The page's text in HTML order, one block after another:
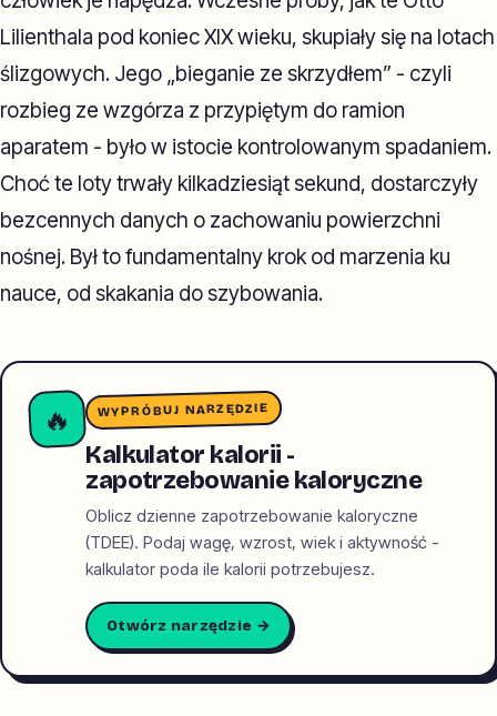
Lilienthala pod koniec XIX wieku, skupiały się na lotach
ślizgowych. Jego „bieganie ze skrzydłem” - czyli
rozbieg ze wzgórza z przypiętym do ramion
aparatem - było w istocie kontrolowanym spadaniem.
Choć te loty trwały kilkadziesiąt sekund, dostarczyły
bezcennych danych o zachowaniu powierzchni
nośnej. Był to fundamentalny krok od marzenia ku
nauce, od skakania do szybowania.
🔥 WYPRÓBUJ NARZĘDZIE
Kalkulator kalorii -
zapotrzebowanie kaloryczne
Oblicz dzienne zapotrzebowanie kaloryczne
(TDEE). Podaj wagę, wzrost, wiek i aktywność -
kalkulator poda ile kalorii potrzebujesz.
Otwórz narzędzie →